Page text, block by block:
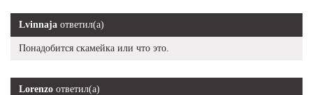
Lvinnaja ответил(а)
Понадобится скамейка или что это.
Lorenzo ответил(а)